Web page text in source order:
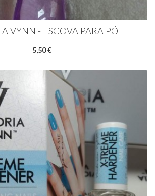
VYNN - ESCOVA PARA PÓ
5,50 €